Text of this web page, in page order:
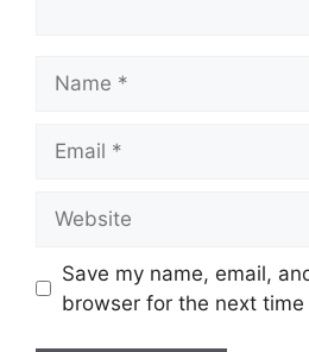
Save my name, email,
browser for the next time